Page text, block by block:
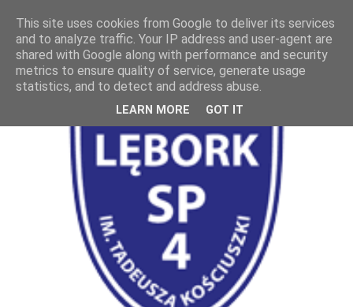
This site uses cookies from Google to deliver its services
and to analyze traffic. Your IP address and user-agent are
shared with Google along with performance and security
metrics to ensure quality of service, generate usage
statistics, and to detect and address abuse.
LEARN MORE GOT IT